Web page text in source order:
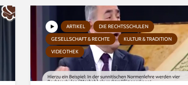
ARTIKEL
DIE RECHTSSCHULEN
GESELLSCHAFT & RECHTE
KULTUR & TRADITION
VIDEOTHEK